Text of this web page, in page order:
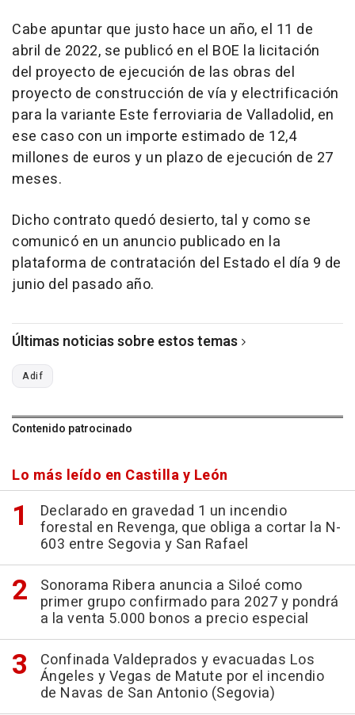
Cabe apuntar que justo hace un año, el 11 de
abril de 2022, se publicó en el BOE la licitación
del proyecto de ejecución de las obras del
proyecto de construcción de vía y electrificación
para la variante Este ferroviaria de Valladolid, en
ese caso con un importe estimado de 12,4
millones de euros y un plazo de ejecución de 27
meses.
Dicho contrato quedó desierto, tal y como se
comunicó en un anuncio publicado en la
plataforma de contratación del Estado el día 9 de
junio del pasado año.
Últimas noticias sobre estos temas
Adif
Contenido patrocinado
Lo más leído en Castilla y León
Declarado en gravedad 1 un incendio
forestal en Revenga, que obliga a cortar la N-
603 entre Segovia y San Rafael
Sonorama Ribera anuncia a Siloé como
primer grupo confirmado para 2027 y pondrá
a la venta 5.000 bonos a precio especial
Confinada Valdeprados y evacuadas Los
Ángeles y Vegas de Matute por el incendio
de Navas de San Antonio (Segovia)